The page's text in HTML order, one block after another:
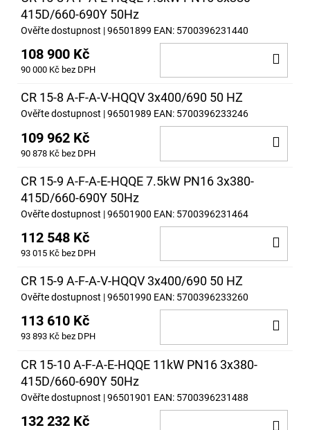
415D/660-690Y 50Hz
Ověřte dostupnost | 96501899 EAN: 5700396231440
108 900 Kč
90 000 Kč bez DPH
CR 15-8 A-F-A-V-HQQV 3x400/690 50 HZ
Ověřte dostupnost | 96501989 EAN: 5700396233246
109 962 Kč
90 878 Kč bez DPH
CR 15-9 A-F-A-E-HQQE 7.5kW PN16 3x380-
415D/660-690Y 50Hz
Ověřte dostupnost | 96501900 EAN: 5700396231464
112 548 Kč
93 015 Kč bez DPH
CR 15-9 A-F-A-V-HQQV 3x400/690 50 HZ
Ověřte dostupnost | 96501990 EAN: 5700396233260
113 610 Kč
93 893 Kč bez DPH
CR 15-10 A-F-A-E-HQQE 11kW PN16 3x380-
415D/660-690Y 50Hz
Ověřte dostupnost | 96501901 EAN: 5700396231488
132 232 Kč